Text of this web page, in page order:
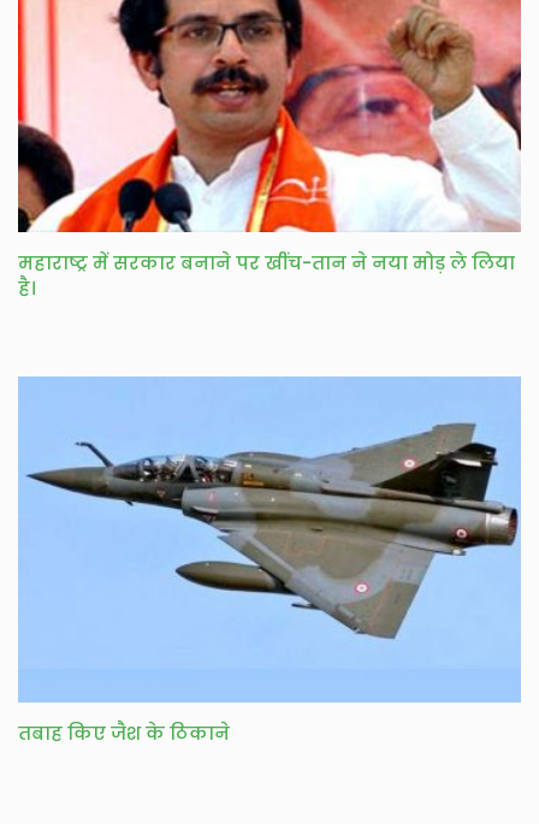
महाराष्ट्र में सरकार बनाने पर खींच-तान ने नया मोड़ ले लिया
है।
तबाह किए जैश के ठिकाने